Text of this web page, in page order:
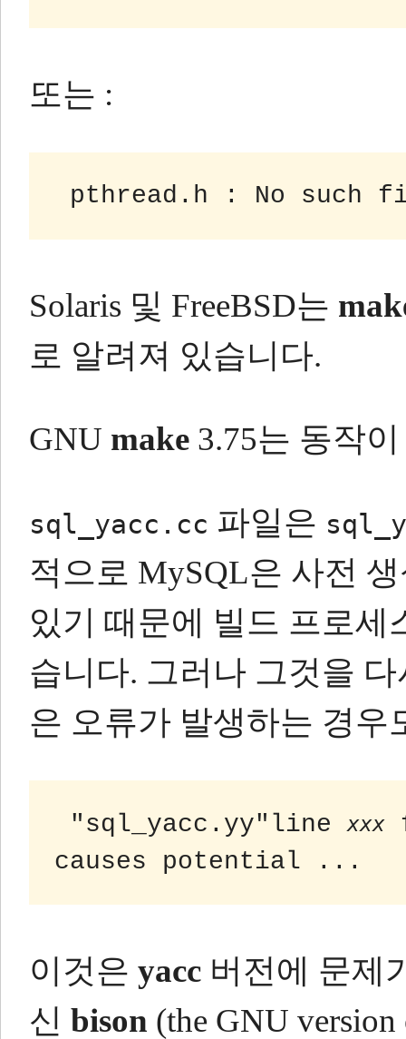
또는 :
pthread.h : No such
Solaris 및 FreeBSD는
로 알려져 있습니다.
GNU make 3.75는 동작
sql_yacc.cc 파일은
적으로 MySQL은 사전
있기 때문에 빌드 프로세
습니다. 그러나 그것을
은 오류가 발생하는 경우
"sql_yacc.yy"line xxx
causes potential ...
이것은 yacc 버전에 문제
신 bison (the GNU